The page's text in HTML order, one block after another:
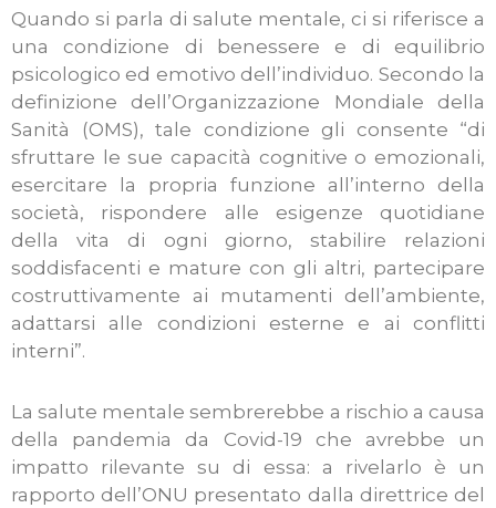
Quando si parla di salute mentale, ci si riferisce a
una condizione di benessere e di equilibrio
psicologico ed emotivo dell’individuo. Secondo la
definizione dell’Organizzazione Mondiale della
Sanità (OMS), tale condizione gli consente “di
sfruttare le sue capacità cognitive o emozionali,
esercitare la propria funzione all’interno della
società, rispondere alle esigenze quotidiane
della vita di ogni giorno, stabilire relazioni
soddisfacenti e mature con gli altri, partecipare
costruttivamente ai mutamenti dell’ambiente,
adattarsi alle condizioni esterne e ai conflitti
interni”.
La salute mentale sembrerebbe a rischio a causa
della pandemia da Covid-19 che avrebbe un
impatto rilevante su di essa: a rivelarlo è un
rapporto dell’ONU presentato dalla direttrice del